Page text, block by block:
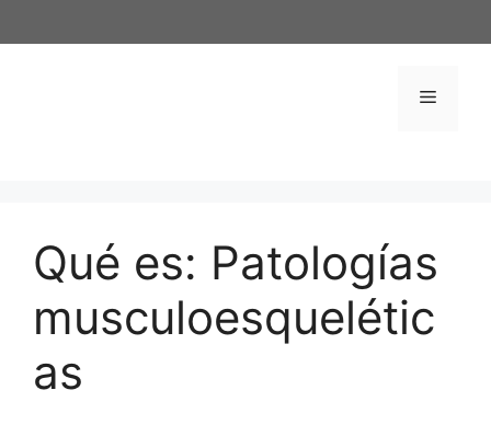
al
Menú
Qué es: Patologías
musculoesquelétic
as